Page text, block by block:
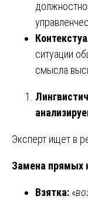
ситуации
смысла
Эксперт ищет в
Замена прямых
Взятка: «